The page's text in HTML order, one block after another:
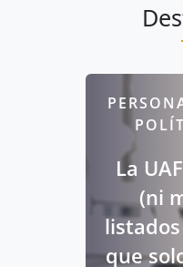
La
(ni
listados
que